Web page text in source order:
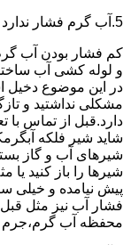
5.آب گرم فشار ندارد
کم فشار بودن آب
و لوله کشی آب
در این موضوع دخیل
مشکلی نداشتید و
دارد.قبل از تماس با
شاید شیر فلکه
شیرهای آب و گاز
شیرها را باز کنید
پیش نیامده و خیلی
فشار آب نیز مثل
محفظه آب گرم،جرم